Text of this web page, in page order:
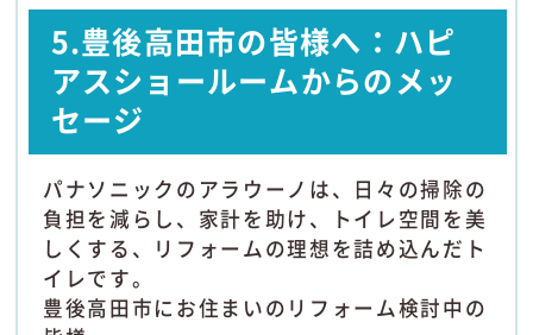
5.豊後高田市の皆様へ：ハピ
アスショールームからのメッ
セージ
パナソニックのアラウーノは、日々の掃除の
負担を減らし、家計を助け、トイレ空間を美
しくする、リフォームの理想を詰め込んだト
イレです。
豊後高田市にお住まいのリフォーム検討中の